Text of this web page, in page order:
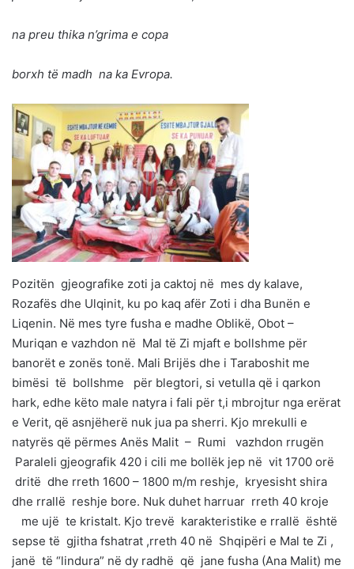
na preu thika n’grima e copa
borxh të madh na ka Evropa.
Pozitën gjeografike zoti ja caktoj në mes dy kalave,
Rozafës dhe Ulqinit, ku po kaq afër Zoti i dha Bunën e
Liqenin. Në mes tyre fusha e madhe Oblikë, Obot –
Muriqan e vazhdon në Mal të Zi mjaft e bollshme për
banorët e zonës tonë. Mali Brijës dhe i Taraboshit me
bimësi të bollshme për blegtori, si vetulla që i qarkon
hark, edhe këto male natyra i fali për t,i mbrojtur nga erërat
e Verit, që asnjëherë nuk jua pa sherri. Kjo mrekulli e
natyrës që përmes Anës Malit – Rumi vazhdon rrugën
Paraleli gjeografik 420 i cili me bollëk jep në vit 1700 orë
dritë dhe rreth 1600 – 1800 m/m reshje, kryesisht shira
dhe rrallë reshje bore. Nuk duhet harruar rreth 40 kroje
me ujë te kristalt. Kjo trevë karakteristike e rrallë është
sepse të gjitha fshatrat ,rreth 40 në Shqipëri e Mal te Zi ,
janë të “lindura” në dy radhë që jane fusha (Ana Malit) me